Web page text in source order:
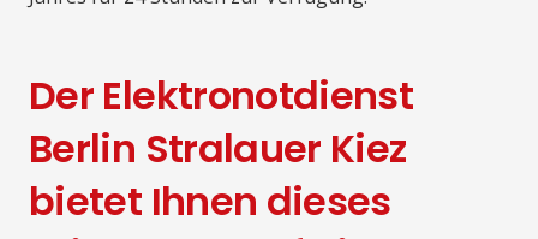
Der Elektronotdienst
Berlin Stralauer Kiez
bietet Ihnen dieses